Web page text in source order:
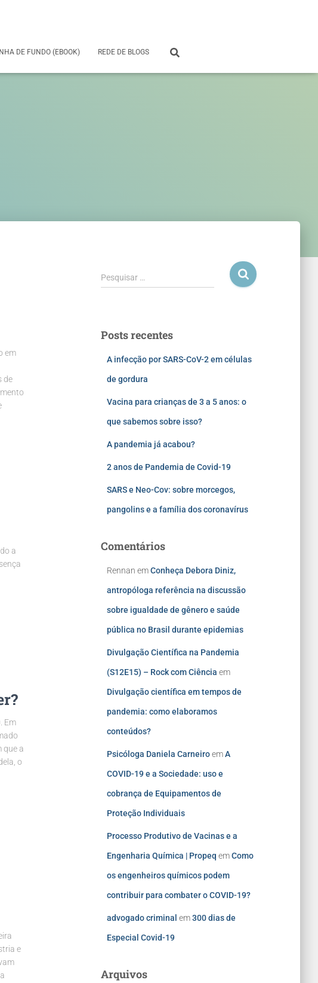
DE FUNDO (EBOOK) REDE DE BLOGS
em
de
a
Em
que a
o
e
Pesquisar …
Posts recentes
A infecção por SARS-CoV-2 em células
de gordura
Vacina para crianças de 3 a 5 anos: o
que sabemos sobre isso?
A pandemia já acabou?
2 anos de Pandemia de Covid-19
SARS e Neo-Cov: sobre morcegos,
pangolins e a família dos coronavírus
Comentários
Rennan emConheça Debora Diniz,
antropóloga referência na discussão
sobre igualdade de gênero e saúde
pública no Brasil durante epidemias
Divulgação Científica na Pandemia
(S12E15) – Rock com Ciência em
Divulgação científica em tempos de
pandemia: como elaboramos
conteúdos?
Psicóloga Daniela CarneiroemA
COVID-19 e a Sociedade: uso e
cobrança de Equipamentos de
Proteção Individuais
Processo Produtivo de Vacinas e a
Engenharia Química | Propeq emComo
os engenheiros químicos podem
contribuir para combater o COVID-19?
advogado criminal em300 dias de
Especial Covid-19
Arquivos